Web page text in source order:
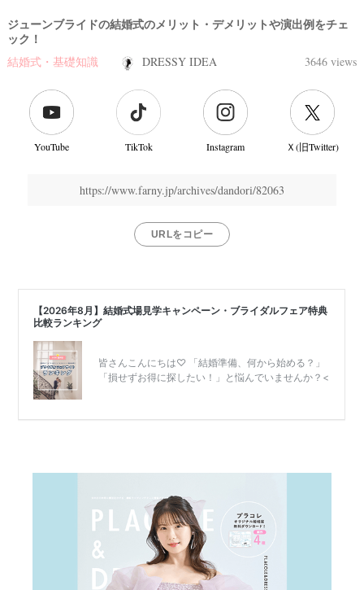
ジューンブライドの結婚式のメリット・デメリットや演出例をチェ
ック！
結婚式・基礎知識 DRESSY IDEA 3646 views
YouTube TikTok Instagram Ｘ(旧Twitter)
https://www.farny.jp/archives/dandori/82063
URLをコピー
結
日